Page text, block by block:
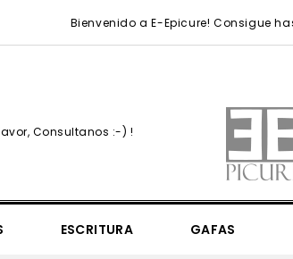
Bienvenido a E-Epicure! Consigue
Consultanos :-) !
ESCRITURA GAFAS